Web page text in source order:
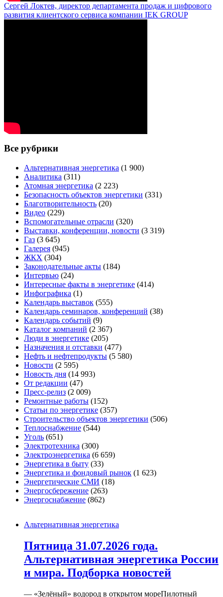
Сергей Локтев, директор департамента продаж и цифрового
развития клиентского сервиса компании IEK GROUP
Все рубрики
Альтернативная энергетика (1 900)
Аналитика (311)
Атомная энергетика (2 223)
Безопасность объектов энергетики (331)
Благотворительность (20)
Видео (229)
Вспомогательные отрасли (320)
Выставки, конференции, новости (3 319)
Газ (3 645)
Галерея (945)
ЖКХ (304)
Законодательные акты (184)
Интервью (24)
Интересные факты в энергетике (414)
Инфографика (1)
Календарь выставок (555)
Календарь семинаров, конференций (38)
Календарь событий (9)
Каталог компаний (2 367)
Люди в энергетике (205)
Назначения и отставки (477)
Нефть и нефтепродукты (5 580)
Новости (2 595)
Новость дня (14 993)
От редакции (47)
Пресс-релиз (2 009)
Ремонтные работы (152)
Статьи по энергетике (357)
Строительство объектов энергетики (506)
Теплоснабжение (544)
Уголь (651)
Электротехника (300)
Электроэнергетика (6 659)
Энергетика в быту (33)
Энергетика и фондовый рынок (1 623)
Энергетические СМИ (18)
Энергосбережение (263)
Энергоснабжение (862)
Альтернативная энергетика
Пятница 31.07.2026 года.
Альтернативная энергетика России
и мира. Подборка новостей
— «Зелёный» водород в открытом мореПилотный